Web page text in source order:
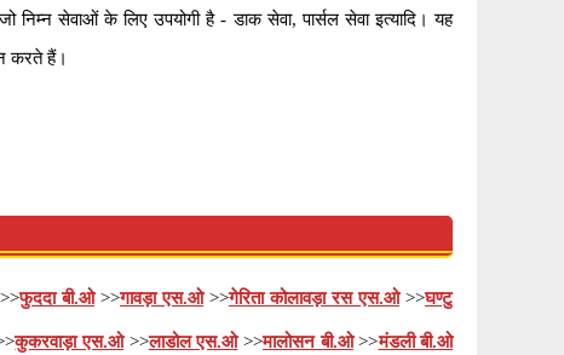
निम्न सेवाओं के लिए उपयोगी है - डाक सेवा, पार्सल सेवा इत्यादि। यह
करते हैं।
फुददा बी.ओ>>गावड़ा एस.ओ>>गेरिता कोलावड़ा रस एस.ओ>>घण्टु
कुकरवाड़ा एस.ओ>>लाडोल एस.ओ>>मालोसन बी.ओ>>मंडली बी.ओ